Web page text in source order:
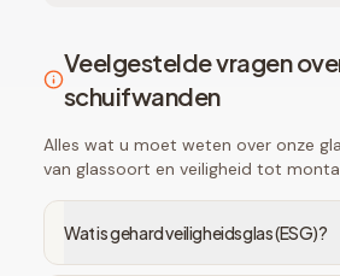
Veelgestelde vragen
schuifwanden
Alles wat u moet weten over onze
van glassoort en veiligheid tot
Wat is gehard veiligheidsglas (ESG)?